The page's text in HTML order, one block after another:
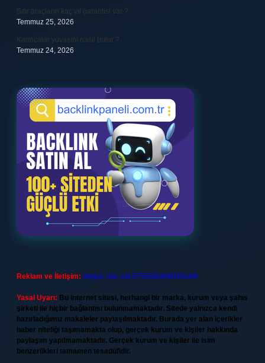
Sıfır araçların kaç yıl garantisi var ?
Temmuz 25, 2026
Karıncalar yuvasını nasıl bulur ?
Temmuz 24, 2026
Reklam ve İletişim: Skype: live:.cid.575569c608265c69
Yasal Uyarı: Bu internet sitesi, herhangi bir marka, kurum veya şahıs
şirketi ile hiçbir bağlantısı bulunmamaktadır. Sitede yalnızca kendi
hazırladığımız makaleler paylaşılmaktadır. Burada yer alan içerikler
haber niteliği taşımamakta olup, gerçek kurum ve kişiler hakkında
paylaşım yapılmamaktadır. Gerçek kurum ve kişiler ile isim
benzerlikleri tamamen tesadüfidir.